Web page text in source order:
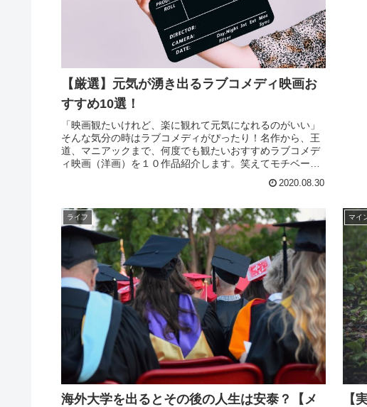
【厳選】元気が湧き出るラブコメディ映画お
すすめ10選！
「映画観たいけれど、楽に観れて元気になれるのがいい」
そんな気分の時はラブコメディがぴったり！名作から、王
道、マニアックまで、何度でも観たいおすすめラブコメデ
ィ映画（洋画）を１０作品紹介します。笑えてモチベーシ
2020.08.30
ライフ
海外大学を出るとその後の人生は安泰？【メ
マイ
【